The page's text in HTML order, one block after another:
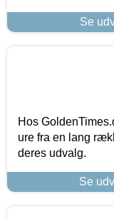
Se
Hos
ure fra en lang
deres udvalg.
Se